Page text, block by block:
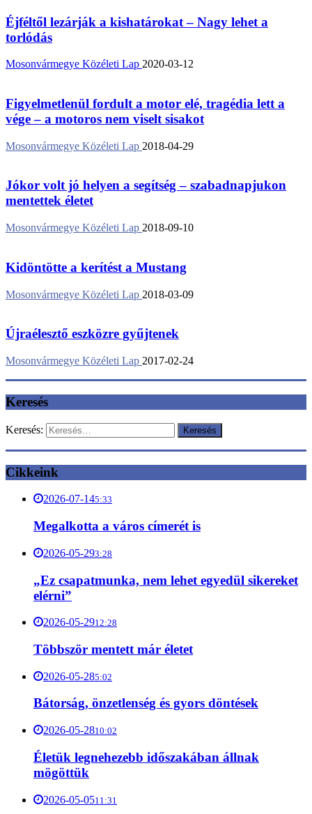
Éjféltől lezárják a kishatárokat – Nagy lehet a
torlódás
Mosonvármegye Közéleti Lap 2020-03-12
Figyelmetlenül fordult a motor elé, tragédia lett a
vége – a motoros nem viselt sisakot
Mosonvármegye Közéleti Lap 2018-04-29
Jókor volt jó helyen a segítség – szabadnapjukon
mentettek életet
Mosonvármegye Közéleti Lap 2018-09-10
Kidöntötte a kerítést a Mustang
Mosonvármegye Közéleti Lap 2018-03-09
Újraélesztő eszközre gyűjtenek
Mosonvármegye Közéleti Lap 2017-02-24
Keresés
Keresés:
Cikkeink
2026-07-145:33
Megalkotta a város címerét is
2026-05-293:28
„Ez csapatmunka, nem lehet egyedül sikereket
elérni”
2026-05-2912:28
Többször mentett már életet
2026-05-285:02
Bátorság, önzetlenség és gyors döntések
2026-05-2810:02
Életük legnehezebb időszakában állnak
mögöttük
2026-05-0511:31